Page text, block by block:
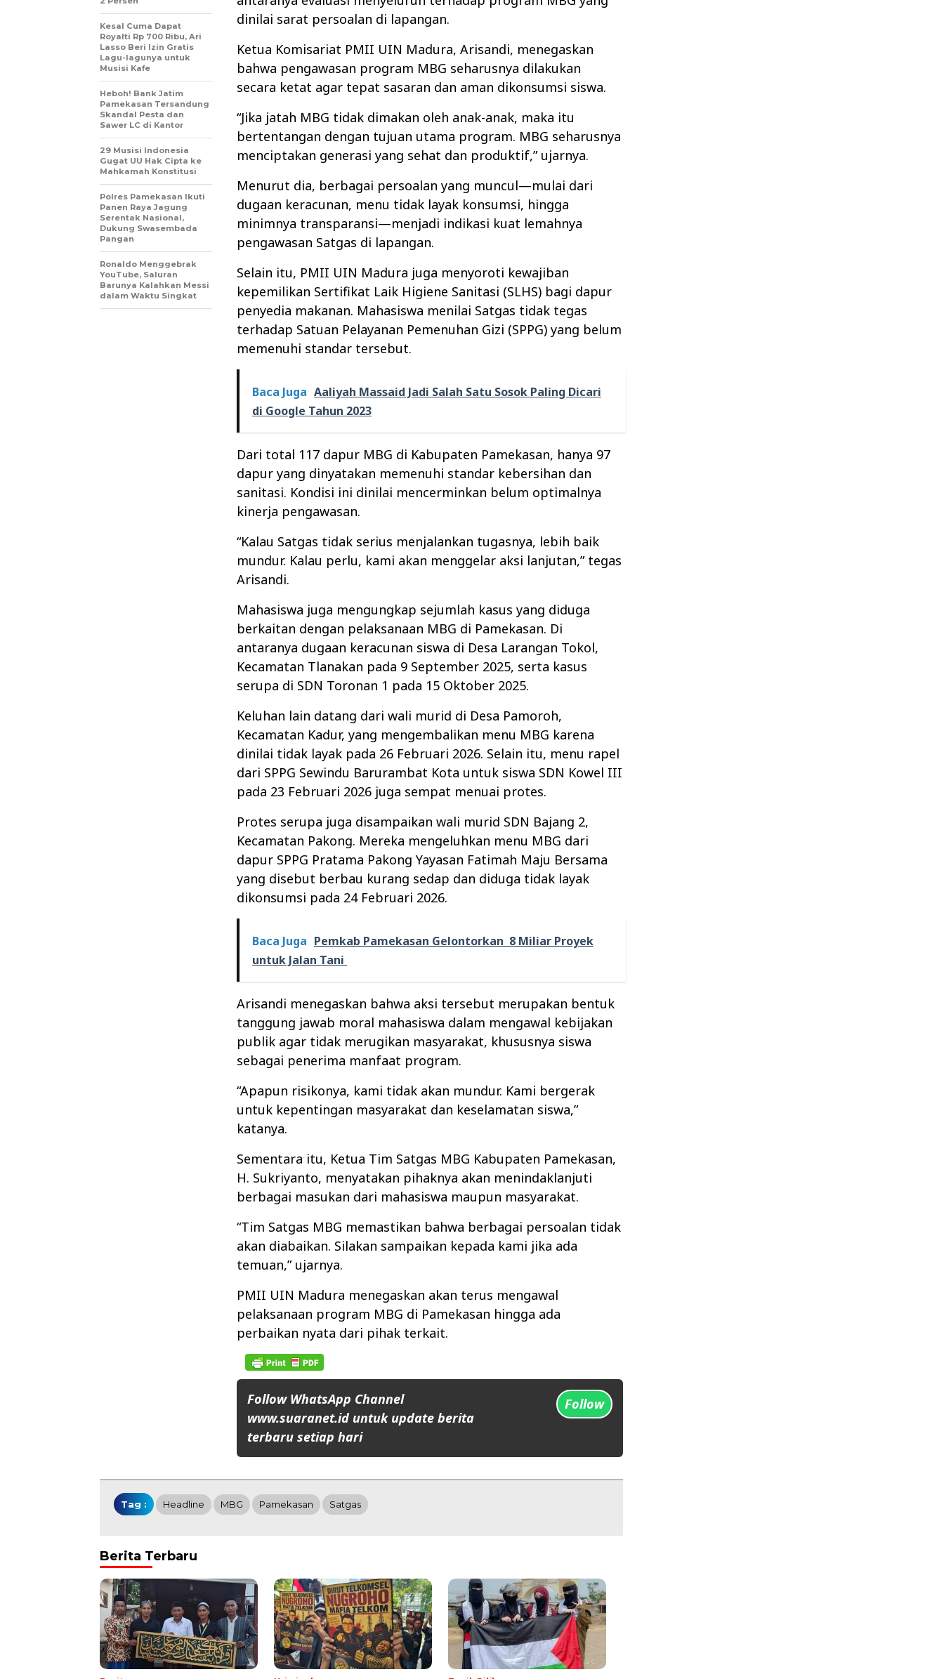
dinilai sarat persoalan di lapangan.
Ketua Komisariat PMII UIN Madura, Arisandi, menegaskan
bahwa pengawasan program MBG seharusnya dilakukan
secara ketat agar tepat sasaran dan aman dikonsumsi siswa.
“Jika jatah MBG tidak dimakan oleh anak-anak, maka itu
bertentangan dengan tujuan utama program. MBG seharusnya
menciptakan generasi yang sehat dan produktif,” ujarnya.
Menurut dia, berbagai persoalan yang muncul—mulai dari
dugaan keracunan, menu tidak layak konsumsi, hingga
minimnya transparansi—menjadi indikasi kuat lemahnya
pengawasan Satgas di lapangan.
Selain itu, PMII UIN Madura juga menyoroti kewajiban
kepemilikan Sertifikat Laik Higiene Sanitasi (SLHS) bagi dapur
penyedia makanan. Mahasiswa menilai Satgas tidak tegas
terhadap Satuan Pelayanan Pemenuhan Gizi (SPPG) yang belum
memenuhi standar tersebut.
Baca Juga Aaliyah Massaid Jadi Salah Satu Sosok Paling Dicari
di Google Tahun 2023
Dari total 117 dapur MBG di Kabupaten Pamekasan, hanya 97
dapur yang dinyatakan memenuhi standar kebersihan dan
sanitasi. Kondisi ini dinilai mencerminkan belum optimalnya
kinerja pengawasan.
“Kalau Satgas tidak serius menjalankan tugasnya, lebih baik
mundur. Kalau perlu, kami akan menggelar aksi lanjutan,” tegas
Arisandi.
Mahasiswa juga mengungkap sejumlah kasus yang diduga
berkaitan dengan pelaksanaan MBG di Pamekasan. Di
antaranya dugaan keracunan siswa di Desa Larangan Tokol,
Kecamatan Tlanakan pada 9 September 2025, serta kasus
serupa di SDN Toronan 1 pada 15 Oktober 2025.
Keluhan lain datang dari wali murid di Desa Pamoroh,
Kecamatan Kadur, yang mengembalikan menu MBG karena
dinilai tidak layak pada 26 Februari 2026. Selain itu, menu rapel
dari SPPG Sewindu Barurambat Kota untuk siswa SDN Kowel III
pada 23 Februari 2026 juga sempat menuai protes.
Protes serupa juga disampaikan wali murid SDN Bajang 2,
Kecamatan Pakong. Mereka mengeluhkan menu MBG dari
dapur SPPG Pratama Pakong Yayasan Fatimah Maju Bersama
yang disebut berbau kurang sedap dan diduga tidak layak
dikonsumsi pada 24 Februari 2026.
Baca Juga Pemkab Pamekasan Gelontorkan 8 Miliar Proyek
untuk Jalan Tani ‎
Arisandi menegaskan bahwa aksi tersebut merupakan bentuk
tanggung jawab moral mahasiswa dalam mengawal kebijakan
publik agar tidak merugikan masyarakat, khususnya siswa
sebagai penerima manfaat program.
“Apapun risikonya, kami tidak akan mundur. Kami bergerak
untuk kepentingan masyarakat dan keselamatan siswa,”
katanya.
Sementara itu, Ketua Tim Satgas MBG Kabupaten Pamekasan,
H. Sukriyanto, menyatakan pihaknya akan menindaklanjuti
berbagai masukan dari mahasiswa maupun masyarakat.
“Tim Satgas MBG memastikan bahwa berbagai persoalan tidak
akan diabaikan. Silakan sampaikan kepada kami jika ada
temuan,” ujarnya.
PMII UIN Madura menegaskan akan terus mengawal
pelaksanaan program MBG di Pamekasan hingga ada
perbaikan nyata dari pihak terkait.
Follow WhatsApp Channel
www.suaranet.id untuk update berita
terbaru setiap hari
Follow
Kesal Cuma Dapat
Royalti Rp 700 Ribu, Ari
Lasso Beri Izin Gratis
Lagu-lagunya untuk
Musisi Kafe
Heboh! Bank Jatim
Pamekasan Tersandung
Skandal Pesta dan
Sawer LC di Kantor
29 Musisi Indonesia
Gugat UU Hak Cipta ke
Mahkamah Konstitusi
Polres Pamekasan Ikuti
Panen Raya Jagung
Serentak Nasional,
Dukung Swasembada
Pangan
Ronaldo Menggebrak
YouTube, Saluran
Barunya Kalahkan Messi
dalam Waktu Singkat
Tag : Headline MBG Pamekasan Satgas
Berita Terbaru